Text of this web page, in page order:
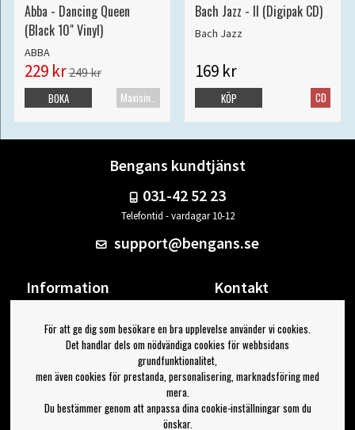
Abba - Dancing Queen
(Black 10" Vinyl)
ABBA
229 kr249 kr
Maxisingel
BOKA
Bach Jazz - II (Digipak CD)
Bach Jazz
169 kr
CD
KÖP
Bengans kundtjänst
031-42 52 23
Telefontid - vardagar 10-12
support@bengans.se
Information
Om Bengans
FAQ / Köp- & Leveransvillkor
Kontakt
Din sida
Logga ut
Jag vill ha tips från Bengans
För att ge dig som besökare en bra upplevelse använder vi cookies.
Det handlar dels om nödvändiga cookies för webbsidans
grundfunktionalitet,
men även cookies för prestanda, personalisering, marknadsföring med
mera.
Du bestämmer genom att anpassa dina cookie-inställningar som du
önskar.